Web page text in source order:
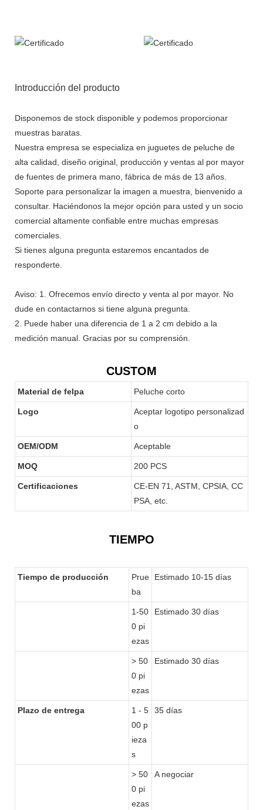
Introducción del producto
Disponemos de stock disponible y podemos proporcionar
muestras baratas.
Nuestra empresa se especializa en juguetes de peluche de
alta calidad, diseño original, producción y ventas al por mayor
de fuentes de primera mano, fábrica de más de 13 años.
Soporte para personalizar la imagen a muestra, bienvenido a
consultar. Haciéndonos la mejor opción para usted y un socio
comercial altamente confiable entre muchas empresas
comerciales.
Si tienes alguna pregunta estaremos encantados de
responderte.
Aviso: 1. Ofrecemos envío directo y venta al por mayor. No
dude en contactarnos si tiene alguna pregunta.
2. Puede haber una diferencia de 1 a 2 cm debido a la
medición manual. Gracias por su comprensión.
CUSTOM
Material de felpa Peluche corto
Logo
Aceptar logotipo personalizad
o
OEM/ODM Aceptable
MOQ 200 PCS
Certificaciones
CE-EN 71, ASTM, CPSIA, CC
PSA, etc.
TIEMPO
Tiempo de producción
Prue
ba
Estimado 10-15 días
1-50
0 pi
ezas
Estimado 30 días
> 50
0 pi
ezas
Estimado 30 días
Plazo de entrega
1 - 5
00 p
ieza
s
35 días
> 50
0 pi
ezas
A negociar